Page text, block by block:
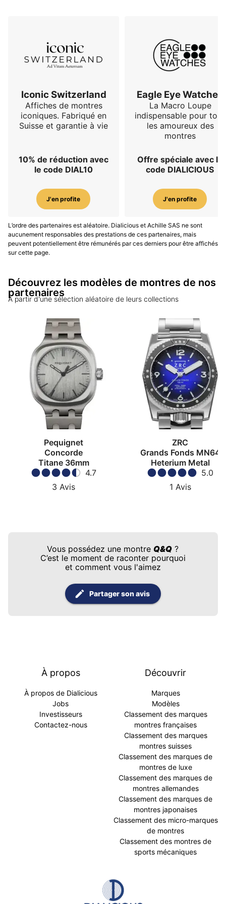
Iconic Switzerland
Affiches de montres
iconiques. Fabriqué en
Suisse et garantie à vie
10% de réduction avec
le code DIAL10
J'en profite
Eagle Eye Watches
La Macro Loupe
indispensable pour tous
les amoureux des
montres
Offre spéciale avec le
code DIALICIOUS
J'en profite
L’ordre des partenaires est aléatoire. Dialicious et Achille SAS ne sont
aucunement responsables des prestations de ces partenaires, mais
peuvent potentiellement être rémunérés par ces derniers pour être affichés
sur cette page.
Découvrez les modèles de montres de nos
partenaires
A partir d'une sélection aléatoire de leurs collections
Pequignet
Concorde
Titane 36mm
4.7
3 Avis
ZRC
Grands Fonds MN64
Heterium Metal
5.0
1 Avis
Vous possédez une montreQ&Q ?
C’est le moment de raconter pourquoi
et comment vous l'aimez
Partager son avis
À propos
À propos de Dialicious
Jobs
Investisseurs
Contactez-nous
Découvrir
Marques
Modèles
Classement des marques
montres françaises
Classement des marques
montres suisses
Classement des marques de
montres de luxe
Classement des marques de
montres allemandes
Classement des marques de
montres japonaises
Classement des micro-marques
de montres
Classement des montres de
sports mécaniques